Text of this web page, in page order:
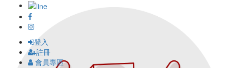
登入
註冊
會員專區